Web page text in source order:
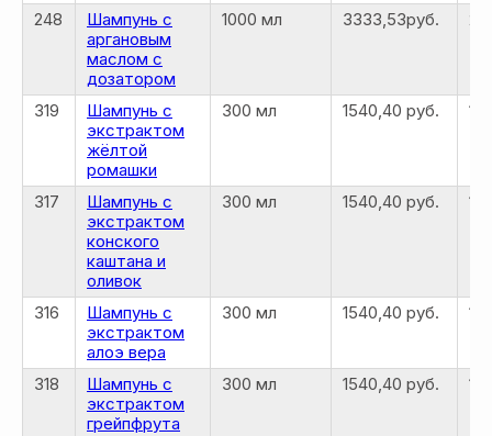
248
Шампунь с
аргановым
маслом с
дозатором
1000 мл 3333,53руб.
319
Шампунь с
экстрактом
жёлтой
ромашки
300 мл 1540,40 руб.
317
Шампунь с
экстрактом
конского
каштана и
оливок
300 мл 1540,40 руб.
316
Шампунь с
экстрактом
алоэ вера
300 мл 1540,40 руб.
318
Шампунь с
экстрактом
грейпфрута
300 мл 1540,40 руб.